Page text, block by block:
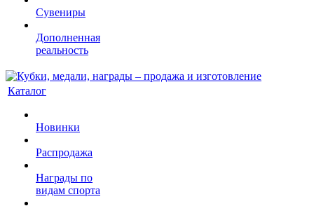
Сувениры
Дополненная
реальность
Каталог
Новинки
Распродажа
Награды по
видам спорта